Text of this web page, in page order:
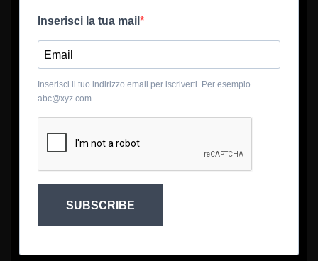
Inserisci la tua mail
Inserisci il tuo indirizzo email per iscriverti. Per esempio
abc@xyz.com
SUBSCRIBE